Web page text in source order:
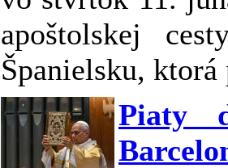
apoštolskej
Španielsku,
Piaty